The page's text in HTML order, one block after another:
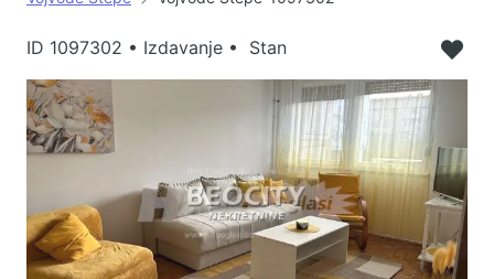
ID 1097302 • Izdavanje • Stan